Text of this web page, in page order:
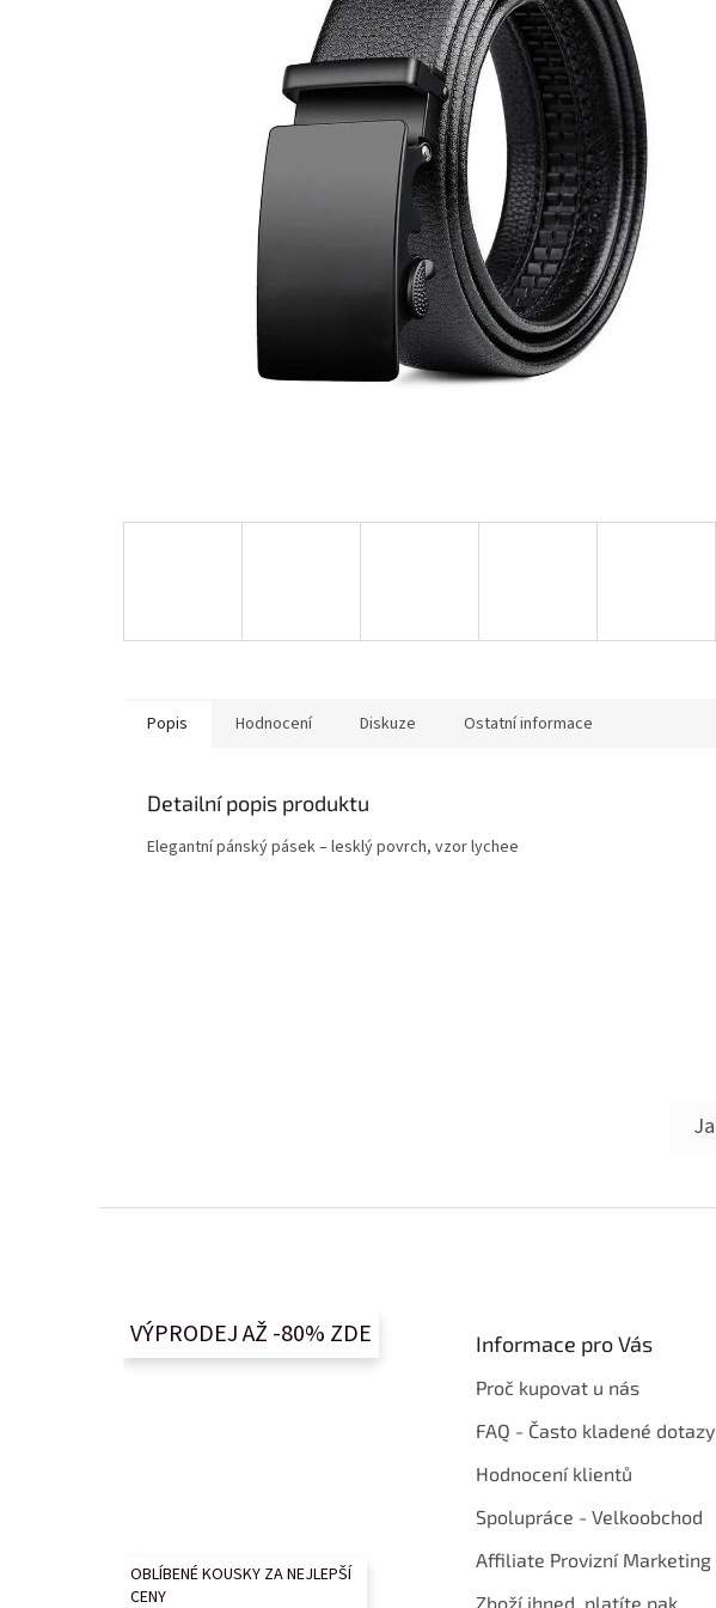
Popis Hodnocení Diskuze Ostatní informace
Detailní popis produktu
Elegantní pánský pásek – lesklý povrch, vzor lychee
VÝPRODEJ AŽ -80% ZDE
OBLÍBENÉ KOUSKY ZA NEJLEPŠÍ
CENY
Informace pro Vás
Proč kupovat u nás
FAQ - Často kladené dotazy
Hodnocení klientů
Spolupráce - Velkoobchod
Affiliate Provizní Marketing
Zboží ihned, platíte pak